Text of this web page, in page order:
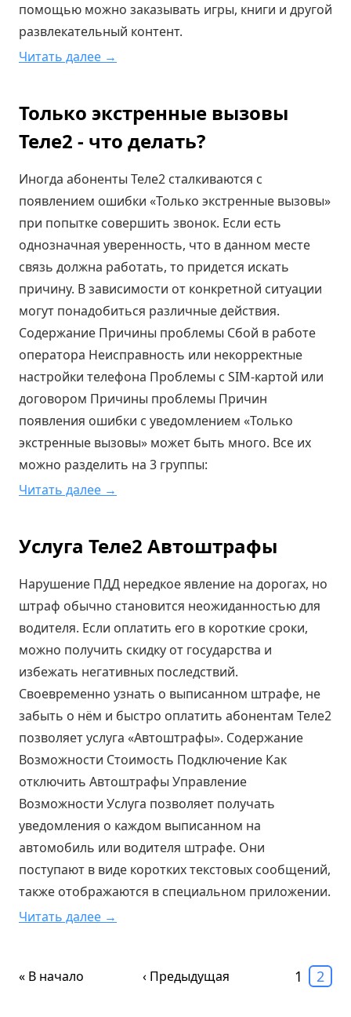
помощью можно заказывать игры, книги и другой
развлекательный контент.
Читать далее →
Только экстренные вызовы
Теле2 - что делать?
Иногда абоненты Теле2 сталкиваются с
появлением ошибки «Только экстренные вызовы»
при попытке совершить звонок. Если есть
однозначная уверенность, что в данном месте
связь должна работать, то придется искать
причину. В зависимости от конкретной ситуации
могут понадобиться различные действия.
Содержание Причины проблемы Сбой в работе
оператора Неисправность или некорректные
настройки телефона Проблемы с SIM-картой или
договором Причины проблемы Причин
появления ошибки с уведомлением «Только
экстренные вызовы» может быть много. Все их
можно разделить на 3 группы:
Читать далее →
Услуга Теле2 Автоштрафы
Нарушение ПДД нередкое явление на дорогах, но
штраф обычно становится неожиданностью для
водителя. Если оплатить его в короткие сроки,
можно получить скидку от государства и
избежать негативных последствий.
Своевременно узнать о выписанном штрафе, не
забыть о нём и быстро оплатить абонентам Теле2
позволяет услуга «Автоштрафы». Содержание
Возможности Стоимость Подключение Как
отключить Автоштрафы Управление
Возможности Услуга позволяет получать
уведомления о каждом выписанном на
автомобиль или водителя штрафе. Они
поступают в виде коротких текстовых сообщений,
также отображаются в специальном приложении.
Читать далее →
« В начало ‹ Предыдущая 1 2